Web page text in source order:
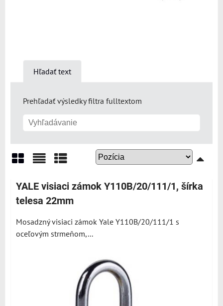
Hľadať text
Prehľadať výsledky filtra fulltextom
YALE visiaci zámok Y110B/20/111/1, šírka
telesa 22mm
Mosadzný visiaci zámok Yale Y110B/20/111/1 s
oceľovým strmeňom,...